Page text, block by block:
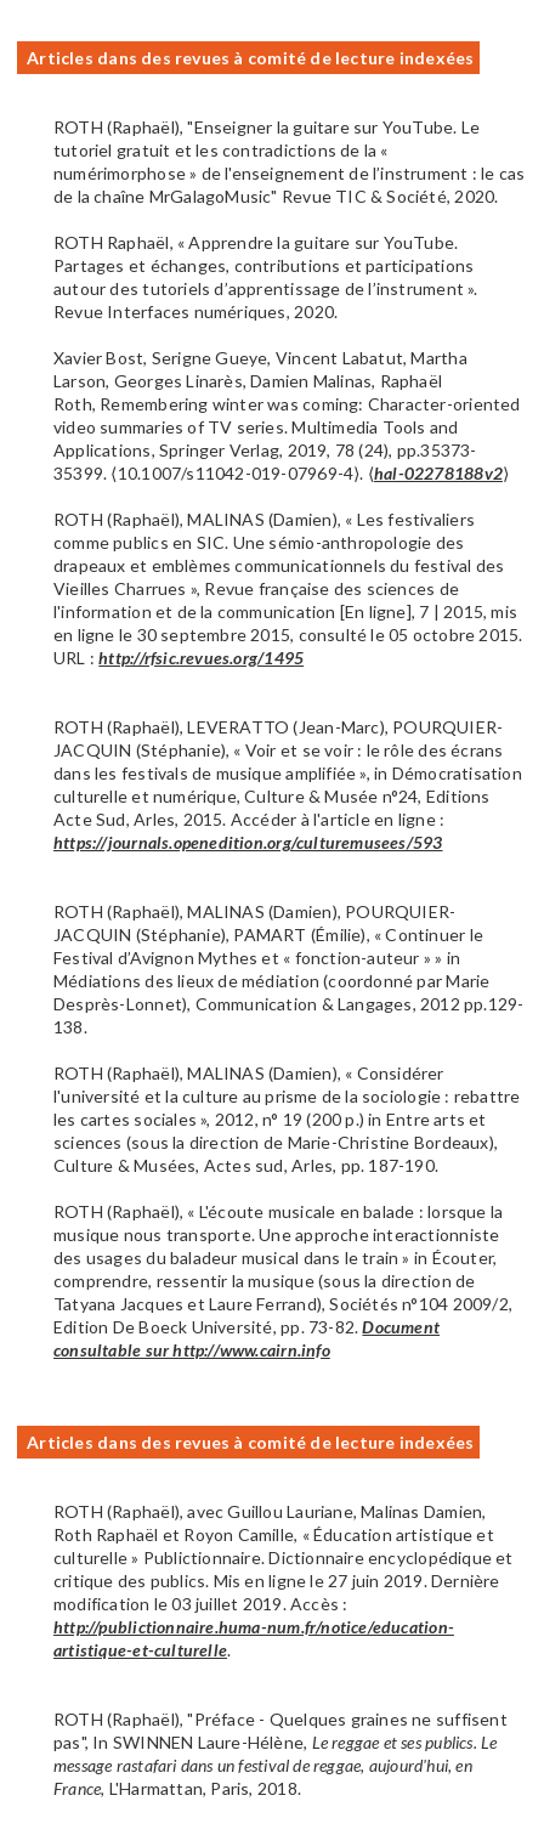
Articles dans des revues à comité de lecture indexées
ROTH (Raphaël), "Enseigner la guitare sur YouTube. Le
tutoriel gratuit et les contradictions de la «
numérimorphose » de l'enseignement de l’instrument : le cas
de la chaîne MrGalagoMusic" Revue TIC & Société, 2020.
ROTH Raphaël, « Apprendre la guitare sur YouTube.
Partages et échanges, contributions et participations
autour des tutoriels d’apprentissage de l’instrument ».
Revue Interfaces numériques, 2020.
Xavier Bost, Serigne Gueye, Vincent Labatut, Martha
Larson, Georges Linarès, Damien Malinas, Raphaël
Roth, Remembering winter was coming: Character-oriented
video summaries of TV series. Multimedia Tools and
Applications, Springer Verlag, 2019, 78 (24), pp.35373-
35399. ⟨10.1007/s11042-019-07969-4⟩. ⟨hal-02278188v2⟩
ROTH (Raphaël), MALINAS (Damien), « Les festivaliers
comme publics en SIC. Une sémio-anthropologie des
drapeaux et emblèmes communicationnels du festival des
Vieilles Charrues », Revue française des sciences de
l'information et de la communication [En ligne], 7 | 2015, mis
en ligne le 30 septembre 2015, consulté le 05 octobre 2015.
URL :http://rfsic.revues.org/1495
ROTH (Raphaël), LEVERATTO (Jean-Marc), POURQUIER-
JACQUIN (Stéphanie), « Voir et se voir : le rôle des écrans
dans les festivals de musique amplifiée », in Démocratisation
culturelle et numérique, Culture & Musée n°24, Editions
Acte Sud, Arles, 2015. Accéder à l'article en ligne :
https://journals.openedition.org/culturemusees/593
ROTH (Raphaël), MALINAS (Damien), POURQUIER-
JACQUIN (Stéphanie), PAMART (Émilie), « Continuer le
Festival d’Avignon Mythes et « fonction-auteur » » in
Médiations des lieux de médiation (coordonné par Marie
Desprès-Lonnet), Communication & Langages, 2012 pp.129-
138.
ROTH (Raphaël), MALINAS (Damien), « Considérer
l'université et la culture au prisme de la sociologie : rebattre
les cartes sociales », 2012, n° 19 (200 p.) in Entre arts et
sciences (sous la direction de Marie-Christine Bordeaux),
Culture & Musées, Actes sud, Arles, pp. 187-190.
ROTH (Raphaël), « L'écoute musicale en balade : lorsque la
musique nous transporte. Une approche interactionniste
des usages du baladeur musical dans le train » in Écouter,
comprendre, ressentir la musique (sous la direction de
Tatyana Jacques et Laure Ferrand), Sociétés n°104 2009/2,
Edition De Boeck Université, pp. 73-82.Document
consultable sur http://www.cairn.info
Articles dans des revues à comité de lecture indexées
ROTH (Raphaël), avec Guillou Lauriane, Malinas Damien,
Roth Raphaël et Royon Camille, « Éducation artistique et
culturelle » Publictionnaire. Dictionnaire encyclopédique et
critique des publics. Mis en ligne le 27 juin 2019. Dernière
modification le 03 juillet 2019. Accès :
http://publictionnaire.huma-num.fr/notice/education-
artistique-et-culturelle.
ROTH (Raphaël), "Préface - Quelques graines ne suffisent
pas", In SWINNEN Laure-Hélène, Le reggae et ses publics. Le
message rastafari dans un festival de reggae, aujourd'hui, en
France, L'Harmattan, Paris, 2018.